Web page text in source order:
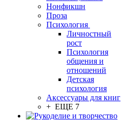
Нонфикшн
Проза
Психология
Личностный
рост
Психология
общения и
отношений
Детская
психология
Аксессуары для книг
+ ЕЩЕ 7